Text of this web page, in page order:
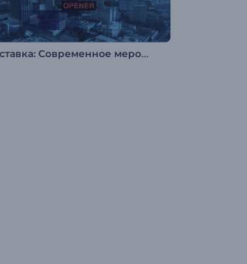
Заставка: Современное мероприятие